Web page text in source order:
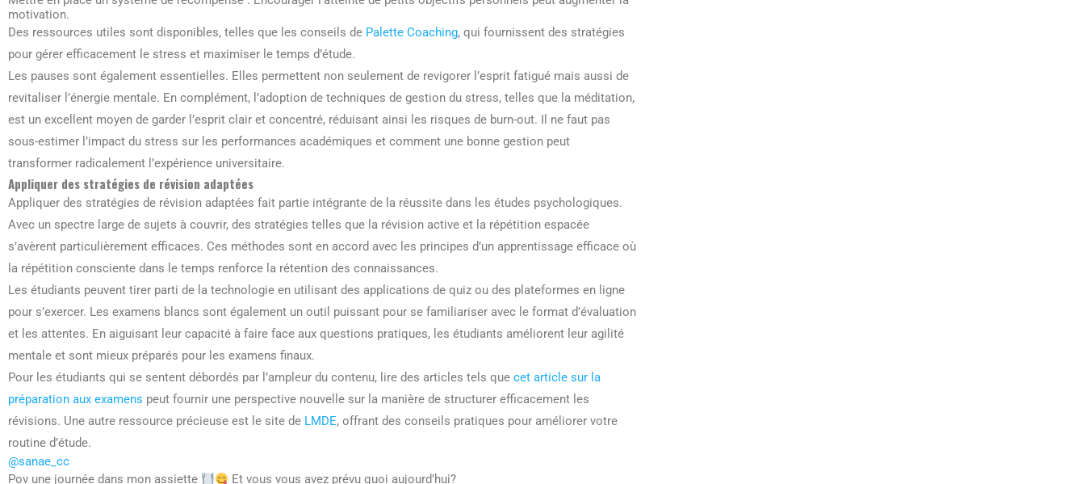
motivation.
Des ressources utiles sont disponibles, telles que les conseils de Palette Coaching, qui fournissent des stratégies
pour gérer efficacement le stress et maximiser le temps d’étude.
Les pauses sont également essentielles. Elles permettent non seulement de revigorer l’esprit fatigué mais aussi de
revitaliser l’énergie mentale. En complément, l’adoption de techniques de gestion du stress, telles que la méditation,
est un excellent moyen de garder l’esprit clair et concentré, réduisant ainsi les risques de burn-out. Il ne faut pas
sous-estimer l’impact du stress sur les performances académiques et comment une bonne gestion peut
transformer radicalement l’expérience universitaire.
Appliquer des stratégies de révision adaptées
Appliquer des stratégies de révision adaptées fait partie intégrante de la réussite dans les études psychologiques.
Avec un spectre large de sujets à couvrir, des stratégies telles que la révision active et la répétition espacée
s’avèrent particulièrement efficaces. Ces méthodes sont en accord avec les principes d’un apprentissage efficace où
la répétition consciente dans le temps renforce la rétention des connaissances.
Les étudiants peuvent tirer parti de la technologie en utilisant des applications de quiz ou des plateformes en ligne
pour s’exercer. Les examens blancs sont également un outil puissant pour se familiariser avec le format d’évaluation
et les attentes. En aiguisant leur capacité à faire face aux questions pratiques, les étudiants améliorent leur agilité
mentale et sont mieux préparés pour les examens finaux.
Pour les étudiants qui se sentent débordés par l’ampleur du contenu, lire des articles tels que cet article sur la
préparation aux examens peut fournir une perspective nouvelle sur la manière de structurer efficacement les
révisions. Une autre ressource précieuse est le site de LMDE, offrant des conseils pratiques pour améliorer votre
routine d’étude.
@sanae_cc
Pov une journée dans mon assiette
Et vous vous avez prévu quoi aujourd’hui?